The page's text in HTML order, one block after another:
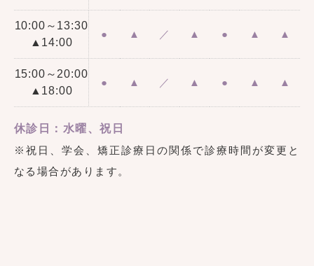
10:00～13:30
▲14:00
● ▲ ／ ▲ ● ▲ ▲
15:00～20:00
▲18:00
● ▲ ／ ▲ ● ▲ ▲
休診日：水曜、祝日
※祝日、学会、矯正診療日の関係で診療時間が変更と
なる場合があります。